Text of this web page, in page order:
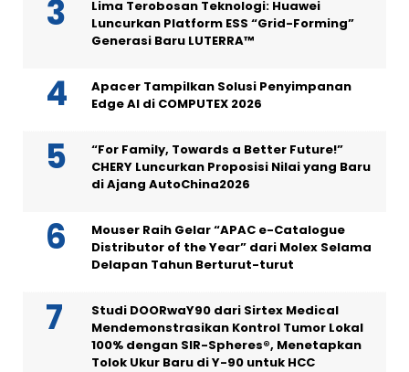
Lima Terobosan Teknologi: Huawei
Luncurkan Platform ESS “Grid-Forming”
Generasi Baru LUTERRA™
Apacer Tampilkan Solusi Penyimpanan
Edge AI di COMPUTEX 2026
“For Family, Towards a Better Future!”
CHERY Luncurkan Proposisi Nilai yang Baru
di Ajang AutoChina2026
Mouser Raih Gelar “APAC e-Catalogue
Distributor of the Year” dari Molex Selama
Delapan Tahun Berturut-turut
Studi DOORwaY90 dari Sirtex Medical
Mendemonstrasikan Kontrol Tumor Lokal
100% dengan SIR-Spheres®, Menetapkan
Tolok Ukur Baru di Y-90 untuk HCC